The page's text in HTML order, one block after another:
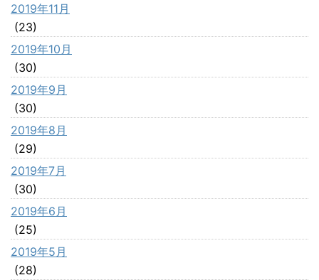
2019年11月
(23)
2019年10月
(30)
2019年9月
(30)
2019年8月
(29)
2019年7月
(30)
2019年6月
(25)
2019年5月
(28)